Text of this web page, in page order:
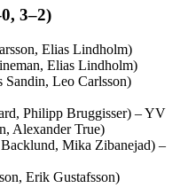
3–2)
Elias Lindholm)
Elias Lindholm)
Sandin, Leo Carlsson)
Philipp Bruggisser) – YV
Alexander True)
Mika Zibanejad) –
Erik Gustafsson)